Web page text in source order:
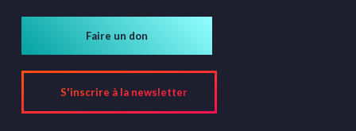
Faire un don
S'inscrire à la newsletter